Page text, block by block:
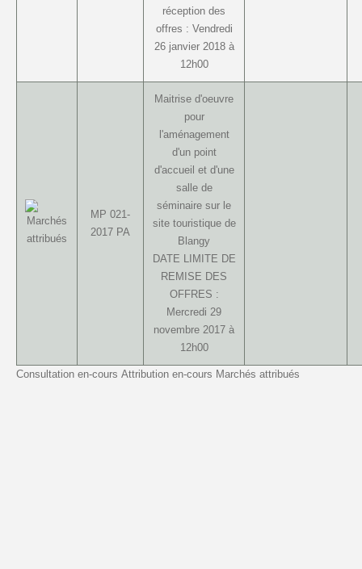
réception des
offres : Vendredi
26 janvier 2018 à
12h00
MP 021-
2017 PA
Maitrise d'oeuvre
pour
l'aménagement
d'un point
d'accueil et d'une
salle de
séminaire sur le
site touristique de
Blangy
DATE LIMITE DE
REMISE DES
OFFRES :
Mercredi 29
novembre 2017 à
12h00
Consultation en-cours Attribution en-cours Marchés attribués